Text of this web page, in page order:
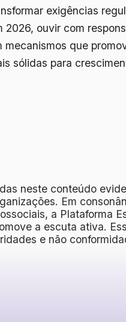
exigências
2026, ouvir com
mecanismos que
sólidas para
neste conteúdo
Em
a Plataforma
a escuta ativa.
e não